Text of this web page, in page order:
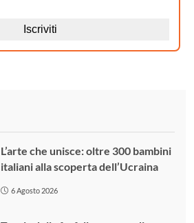
L’arte che unisce: oltre 300 bambini
italiani alla scoperta dell’Ucraina
6 Agosto 2026